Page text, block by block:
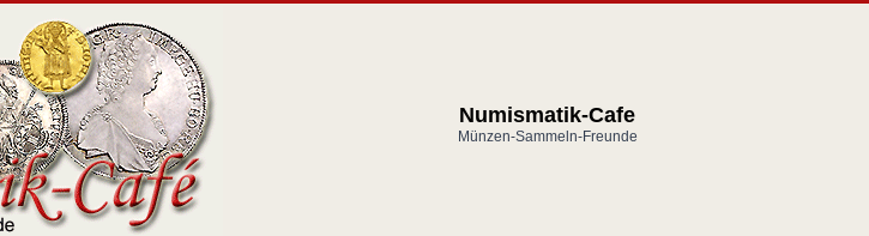
Numismatik-Cafe
Münzen-Sammeln-Freunde